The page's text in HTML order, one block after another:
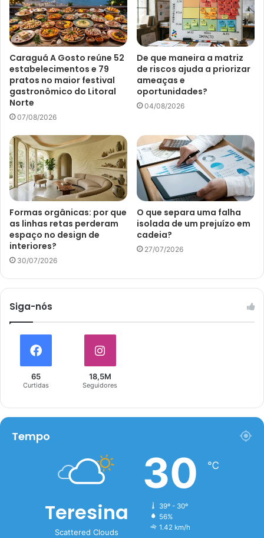
Caraguá A Gosto reúne 52
estabelecimentos e 79
pratos no maior festival
gastronômico do Litoral
Norte
07/08/2026
De que maneira a matriz
de riscos ajuda a priorizar
ameaças e
oportunidades?
04/08/2026
Formas orgânicas: por que
as linhas retas perderam
espaço no design de
interiores?
30/07/2026
O que separa uma falha
isolada de um prejuízo em
cadeia?
27/07/2026
Siga-nós
65
Curtidas
18,5M
Seguidores
Tempo
Teresina
Scattered Clouds
30 ℃
39º - 30º
56%
1.42 km/h